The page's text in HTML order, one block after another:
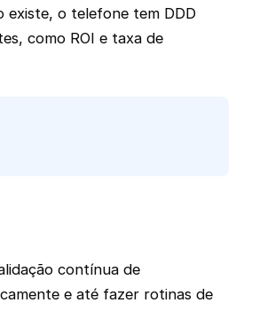
existe, o telefone tem DDD
como ROI e taxa de
contínua de
e até fazer rotinas de